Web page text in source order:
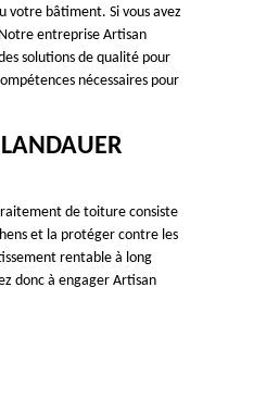
votre bâtiment. Si vous avez
entreprise Artisan
solutions de qualité pour
nécessaires pour
de toiture consiste
et la protéger contre les
rentable à long
donc à engager Artisan